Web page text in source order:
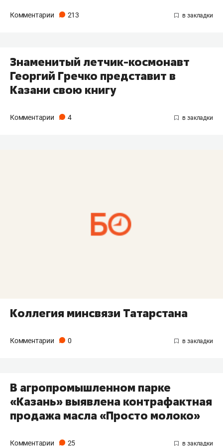
Комментарии 213
Знаменитый летчик-космонавт
Георгий Гречко представит в
Казани свою книгу
Комментарии 4
Коллегия минсвязи Татарстана
Комментарии 0
В агропромышленном парке
«Казань» выявлена контрафактная
продажа масла «Просто молоко»
Комментарии 25